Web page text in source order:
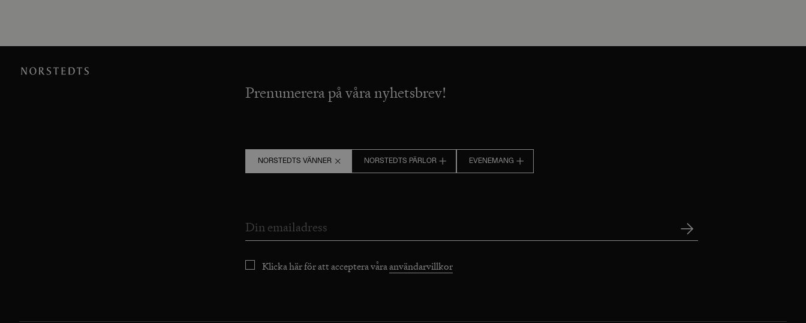
Prenumerera på våra nyhetsbrev!
NORSTEDTS VÄNNER NORSTEDTS PÄRLOR EVENEMANG
Klicka här för att acceptera våraanvändarvillkor